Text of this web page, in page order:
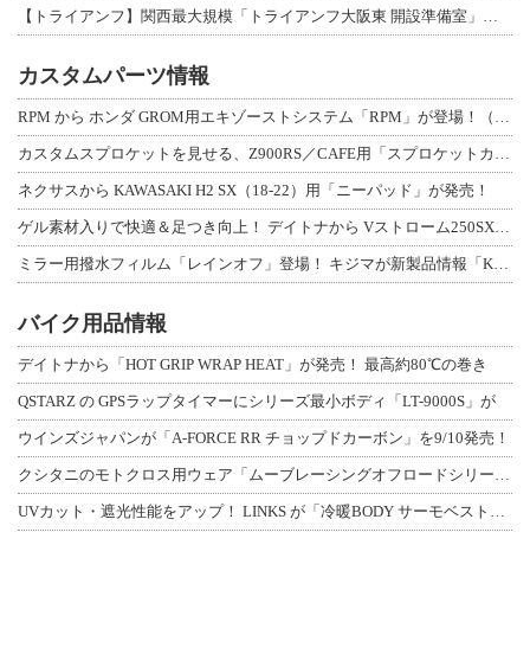
【トライアンフ】関西最大規模「トライアンフ大阪東 開設準備室」がオープン！ 限定
カスタムパーツ情報
RPM から ホンダ GROM用エキゾーストシステム「RPM」が登場！（動画あり
カスタムスプロケットを見せる、Z900RS／CAFE用「スプロケットカバーフルキ
ネクサスから KAWASAKI H2 SX（18-22）用「ニーパッド」が発売！
ゲル素材入りで快適＆足つき向上！ デイトナから Vストローム250SX用「快適ロ
ミラー用撥水フィルム「レインオフ」登場！ キジマが新製品情報「KIJIMA NE
バイク用品情報
デイトナから「HOT GRIP WRAP HEAT」が発売！ 最高約80℃の巻き
QSTARZ の GPSラップタイマーにシリーズ最小ボディ「LT-9000S」が
ウインズジャパンが「A-FORCE RR チョップドカーボン」を9/10発売！
クシタニのモトクロス用ウェア「ムーブレーシングオフロードシリーズ」3アイテムが登
UVカット・遮光性能をアップ！ LINKS が「冷暖BODY サーモベスト」改良